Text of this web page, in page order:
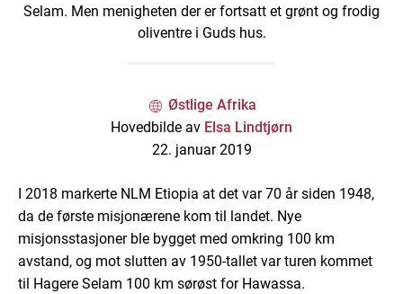
Selam. Men menigheten der er fortsatt et grønt og frodig
oliventre i Guds hus.
Østlige Afrika
Hovedbilde av Elsa Lindtjørn
22. januar 2019
I 2018 markerte NLM Etiopia at det var 70 år siden 1948,
da de første misjonærene kom til landet. Nye
misjonsstasjoner ble bygget med omkring 100 km
avstand, og mot slutten av 1950-tallet var turen kommet
til Hagere Selam 100 km sørøst for Hawassa.